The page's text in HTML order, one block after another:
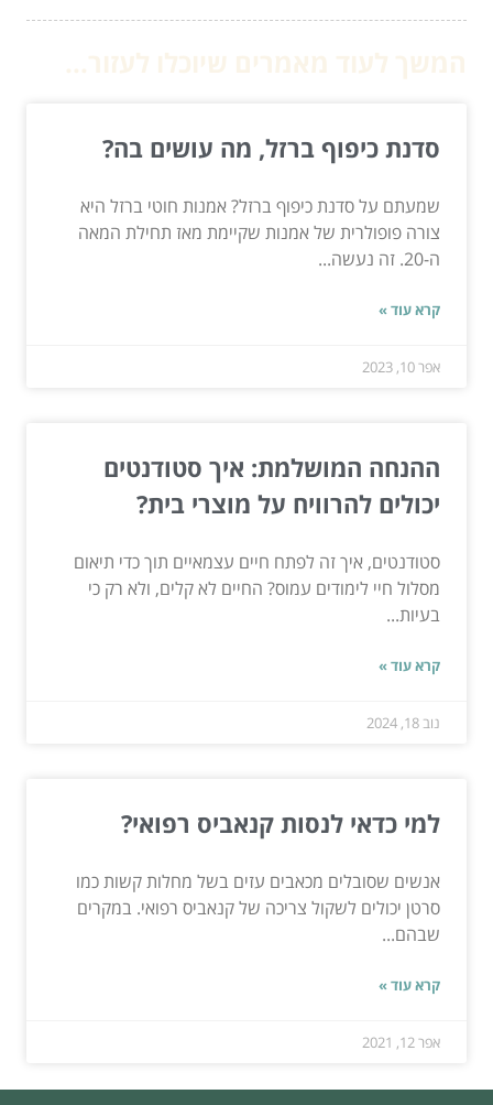
סדנת כיפוף ברזל, מה עושים בה?
שמעתם על סדנת כיפוף ברזל? אמנות חוטי ברזל היא
צורה פופולרית של אמנות שקיימת מאז תחילת המאה
ה-20. זה נעשה...
קרא עוד »
אפר 10, 2023
ההנחה המושלמת: איך סטודנטים
יכולים להרוויח על מוצרי בית?
סטודנטים, איך זה לפתח חיים עצמאיים תוך כדי תיאום
מסלול חיי לימודים עמוס? החיים לא קלים, ולא רק כי
בעיות...
קרא עוד »
נוב 18, 2024
למי כדאי לנסות קנאביס רפואי?
אנשים שסובלים מכאבים עזים בשל מחלות קשות כמו
סרטן יכולים לשקול צריכה של קנאביס רפואי. במקרים
שבהם...
קרא עוד »
אפר 12, 2021